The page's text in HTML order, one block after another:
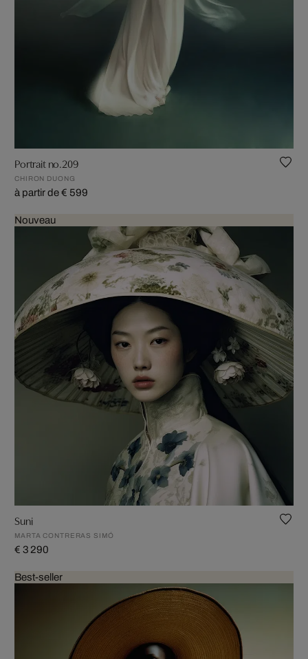
Portrait no.209
CHIRON DUONG
à partir de € 599
Nouveau
Suni
MARTA CONTRERAS SIMÓ
€ 3 290
Best-seller